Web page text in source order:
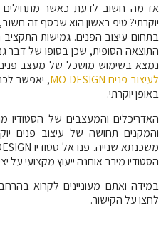
אז מה חשוב לדעת כאשר מתחילים
יוקרתי? טיפ ראשון הוא שכסף זה
בתחום עיצוב הפנים. גמישות
התוצאה הסופית, שכן בסופו של דבר
נמצא בשימוש מושכל של מעצב
לעיצוב פנים MO DESIGN, יאפשר
באופן יוקרתי.
האדריכלים והמעצבים של הסטודיו
והמקנים תחושה של עיצוב פנים
משכנתא שנייה. פנו אל סטודיו
הסטודיו מירב אוחנה ייעוץ מקצועי על
במידה ואתם מעוניינים לקרוא
לחצו על הקישור.